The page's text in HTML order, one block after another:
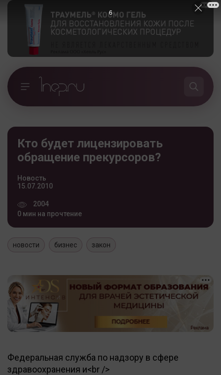
Кто будет лицензировать
обращение прекурсоров?
Новость
15.07.2010
2004
0 мин на прочтение
новости бизнес закон
Федеральная служба по надзору в сфере
здравоохранения и<br />
5